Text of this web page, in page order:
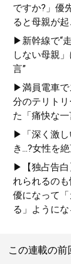
記事一覧へ
ですか?」優
ると母親が
▶新幹線で“
しない母親
言”
▶満員電車で
分のテリト
た「痛快な一
▶「深く激し
き...?女性を
▶【独占告白
れられるの
優になって
る」ように
この連載の前